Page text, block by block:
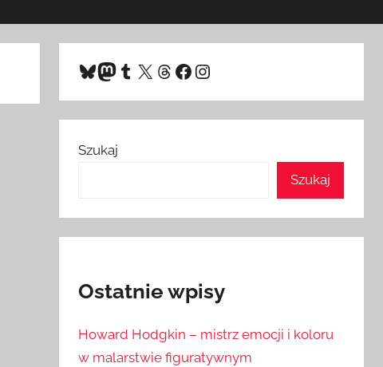
Bluesky
Mastodon
Tumblr
X Threads
Facebook
Instagram
Szukaj
Szukaj
Ostatnie wpisy
Howard Hodgkin – mistrz emocji i koloru
w malarstwie figuratywnym